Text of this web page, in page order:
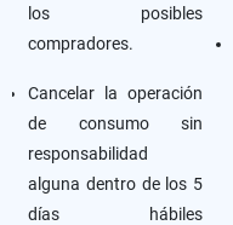
los posibles
compradores.
Cancelar la operación
de consumo sin
responsabilidad
alguna dentro de los 5
días hábiles